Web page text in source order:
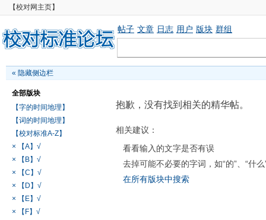
【校对网主页】
帖子 文章 日志 用户 版块 群组
« 隐藏侧边栏
全部版块
【字的时间地理】
【词的时间地理】
【校对标准A-Z】
× 【A】√
× 【B】√
× 【C】√
× 【D】√
× 【E】√
× 【F】√
抱歉，没有找到相关的精华帖。
相关建议：
看看输入的文字是否有误
去掉可能不必要的字词，如“的”、“什么
在所有版块中搜索